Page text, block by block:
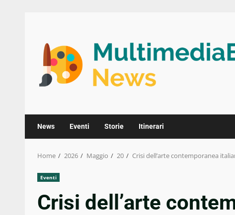
content
News Eventi Storie Itinerari
Home 2026 Maggio 20 Crisi dell’arte contemporanea
Eventi
Crisi dell’arte